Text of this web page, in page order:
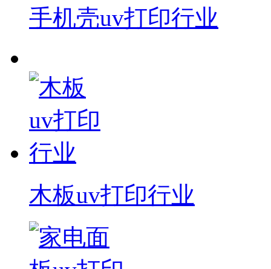
手机壳uv打印行业
木板uv打印行业